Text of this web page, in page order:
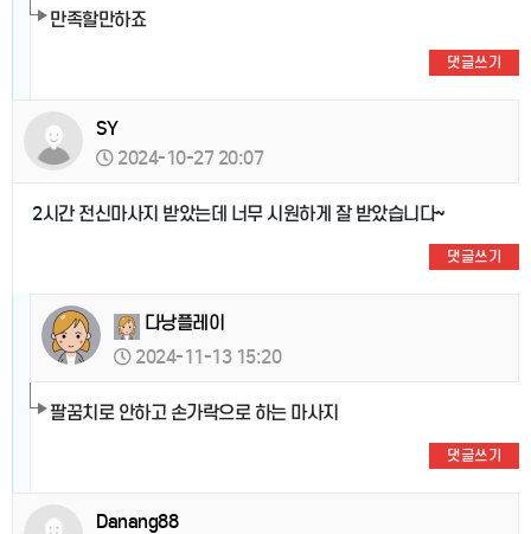
만족할만하죠
댓글쓰기
SY
2024-10-27 20:07
2시간 전신마사지 받았는데 너무 시원하게 잘 받았습니다~
댓글쓰기
다낭플레이
2024-11-13 15:20
팔꿈치로 안하고 손가락으로 하는 마사지
댓글쓰기
Danang88